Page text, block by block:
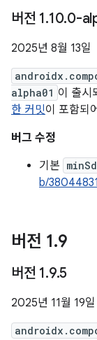
버전 1.10.0-
2025년 8월 13일
alpha01 이 출시
한 커밋이 포함되
버그 수정
기본
b/
버전 1.9
버전 1.9.5
2025년 11월 19일